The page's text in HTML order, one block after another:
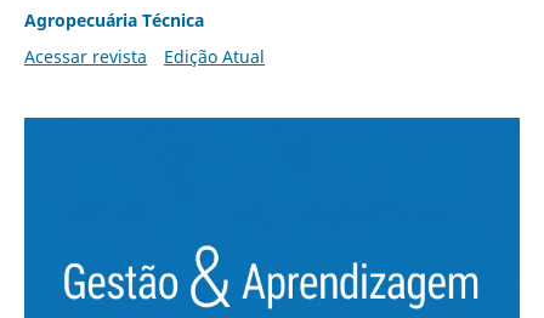
Agropecuária Técnica
Acessar revista
Edição Atual